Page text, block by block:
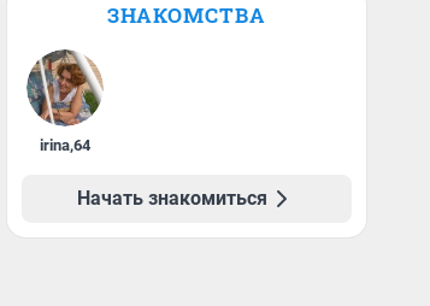
ЗНАКОМСТВА
irina,64
Начать знакомиться